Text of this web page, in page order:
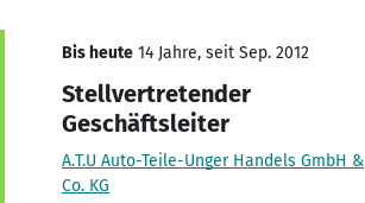
Bis heute 14 Jahre, seit Sep. 2012
Stellvertretender
Geschäftsleiter
A.T.U Auto-Teile-Unger Handels GmbH &
Co. KG